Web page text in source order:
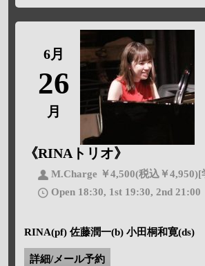
6月
26
月
《RINAトリオ》
M.Charge ￥4,500(税込￥4,950)[
Open 18:30, 1st 19:30, 2nd 21:00
RINA(pf) 佐藤潤一(b) 小田桐和寛(ds)
詳細/メール予約